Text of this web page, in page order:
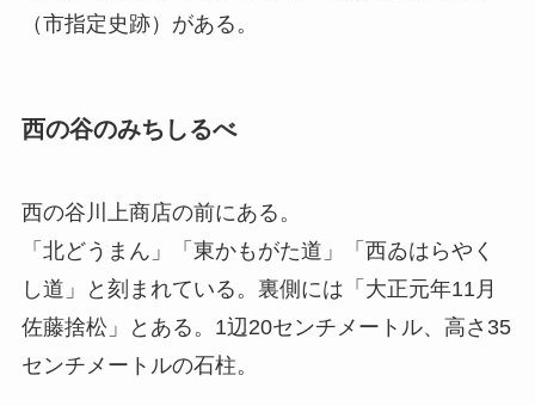
（市指定史跡）がある。
西の谷のみちしるべ
西の谷川上商店の前にある。
「北どうまん」「東かもがた道」「西ゐはらやく
し道」と刻まれている。裏側には「大正元年11月
佐藤捨松」とある。1辺20センチメートル、高さ35
センチメートルの石柱。